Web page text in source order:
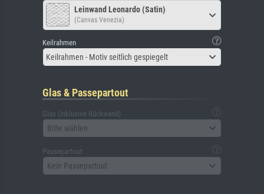
Leinwand Leonardo (Satin)
(Canvas Venezia)
Keilrahmen
Keilrahmen - Motiv seitlich gespiegelt
Glas & Passepartout
Glas (inklusive Rückwand)
Bitte wählen
Passepartout
Kein Passepartout